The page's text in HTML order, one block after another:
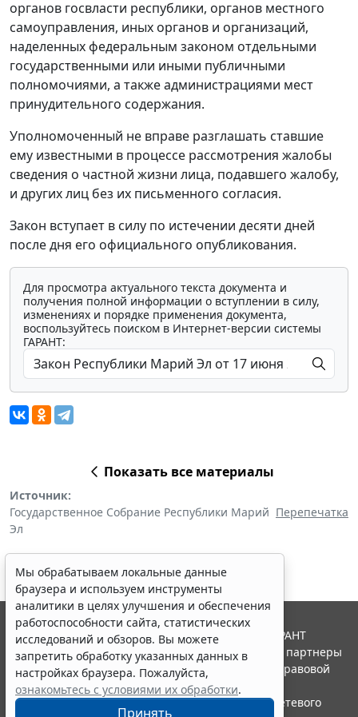
органов госвласти республики, органов местного
самоуправления, иных органов и организаций,
наделенных федеральным законом отдельными
государственными или иными публичными
полномочиями, а также администрациями мест
принудительного содержания.
Уполномоченный не вправе разглашать ставшие
ему известными в процессе рассмотрения жалобы
сведения о частной жизни лица, подавшего жалобу,
и других лиц без их письменного согласия.
Закон вступает в силу по истечении десяти дней
после дня его официального опубликования.
Для просмотра актуального текста документа и
получения полной информации о вступлении в силу,
изменениях и порядке применения документа,
воспользуйтесь поиском в Интернет-версии системы
ГАРАНТ:
Показать все материалы
Источник:
Государственное Собрание Республики Марий
Эл
Перепечатка
Мы обрабатываем локальные данные
браузера и используем инструменты
аналитики в целях улучшения и обеспечения
работоспособности сайта, статистических
исследований и обзоров. Вы можете
запретить обработку указанных данных в
настройках браузера. Пожалуйста,
ознакомьтесь с условиями их обработки.
Принять
© ООО "НПП "ГАРАНТ-СЕРВИС", 2026. Система ГАРАНТ
выпускается с 1990 года. Компания "Гарант" и ее партнеры
являются участниками Российской ассоциации правовой
информации ГАРАНТ.
Портал ГАРАНТ.РУ зарегистрирован в качестве сетевого